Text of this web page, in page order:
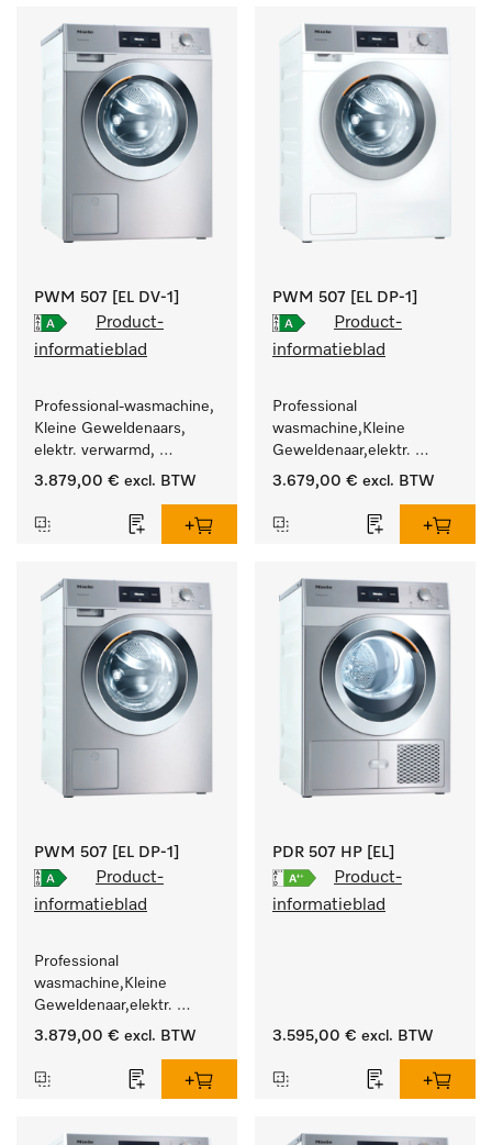
PWM 507 [EL DV-1]
Product-
informatieblad
Professional-wasmachine,
Kleine Geweldenaars,
elektr. verwarmd,
afvoerklep en
programma's.
Vermogen 7 kg  in 49 min
3.879,00 € excl. BTW
PWM 507 [EL DP-1]
Product-
informatieblad
Professional
wasmachine,Kleine
Geweldenaar,elektr.
verwarmd, met
doelgroepspecifieke
3.679,00 € excl. BTW
PWM 507 [EL DP-1]
Product-
informatieblad
Professional
wasmachine,Kleine
Geweldenaar,elektr.
verwarmd, met
doelgroepspecifieke
3.879,00 € excl. BTW
PDR 507 HP [EL]
Product-
informatieblad
3.595,00 € excl. BTW